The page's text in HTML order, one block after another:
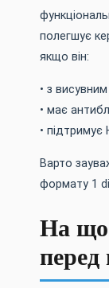
полегшує
якщо він:
• з
• має
• підтримує
Варто
формату 1
На що